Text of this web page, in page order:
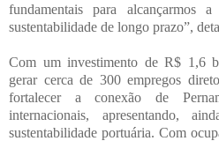
fundamentais para alcançarmos
sustentabilidade de longo prazo”,
Com um investimento de R$ 1,6
gerar cerca de 300 empregos
fortalecer a conexão de
internacionais, apresentando,
sustentabilidade portuária. Com